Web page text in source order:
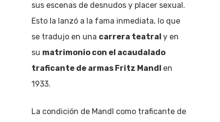
sus escenas de desnudos y placer sexual.
Esto la lanzó a la fama inmediata, lo que
se tradujo en una carrera teatral y en
su matrimonio con el acaudalado
traficante de armas Fritz Mandl en
1933.
La condición de Mandl como traficante de